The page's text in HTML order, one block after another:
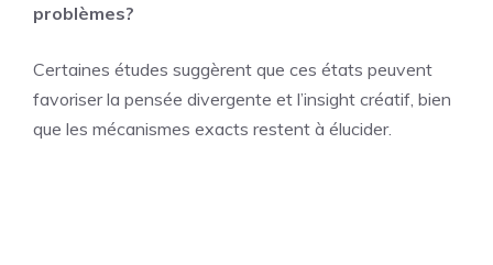
problèmes?
Certaines études suggèrent que ces états peuvent
favoriser la pensée divergente et l’insight créatif, bien
que les mécanismes exacts restent à élucider.